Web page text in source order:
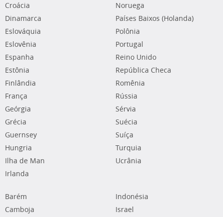
Croácia
Dinamarca
Eslováquia
Eslovênia
Espanha
Estônia
Finlândia
França
Geórgia
Grécia
Guernsey
Hungria
Ilha de Man
Irlanda
Noruega
Países Baixos (Holanda)
Polônia
Portugal
Reino Unido
República Checa
Romênia
Rússia
Sérvia
Suécia
Suíça
Turquia
Ucrânia
Barém
Camboja
Indonésia
Israel